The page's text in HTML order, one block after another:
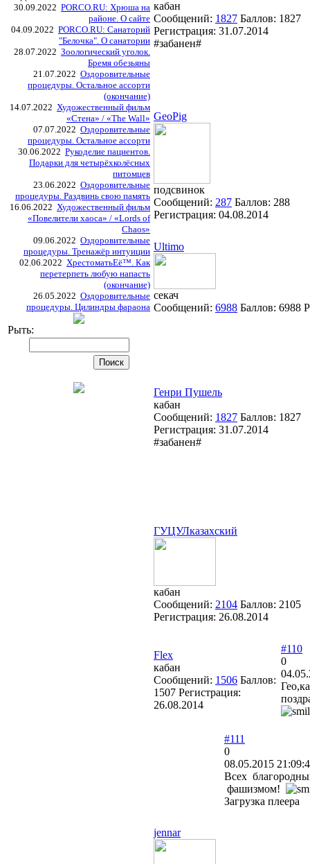
30.09.2022 PORCO.RU: Хрюша на
районе. О сайте
04.09.2022 PORCO.RU: Санаторий
"Белочка". О санатории
28.07.2022 Зоологический уголок.
Бремя обезьяны
21.07.2022 Оздоровительные
процедуры. Остальное ассорти
(окончание)
14.07.2022 Художественный фильм
«Стена» / «The Wall»
07.07.2022 Оздоровительные
процедуры. Остальное ассорти
30.06.2022 Рукоделие пациентов.
Подарки для четырёхколёсных
питомцев
23.06.2022 Оздоровительные
процедуры. Раздвинь свою память
16.06.2022 Художественный фильм
«Повелители хаоса» / «Lords of
Chaos»
09.06.2022 Оздоровительные
процедуры. Тренажёр интуиции
02.06.2022 ХрестоматьЕё™. Как
перетерпеть любую напасть
(окончание)
26.05.2022 Оздоровительные
процедуры. Цилиндры фараона
Рыть:
кабан
Сообщений: 1827 Баллов: 1827
Регистрация: 31.07.2014
#забанен#
GeoPig
подсвинок
Сообщений: 287 Баллов: 288
Регистрация: 04.08.2014
Ultimo
секач
Сообщений: 6988 Баллов: 6988
Генри Пушель
кабан
Сообщений: 1827 Баллов: 1827
Регистрация: 31.07.2014
#забанен#
ГУЦУЛказахский
кабан
Сообщений: 2104 Баллов: 2105
Регистрация: 26.08.2014
Flex
кабан
Сообщений: 1506 Баллов:
1507 Регистрация:
26.08.2014
#110
0
jennar
#111
0
08.05.2015
Всех
фашизмом!
Загрузка плеера